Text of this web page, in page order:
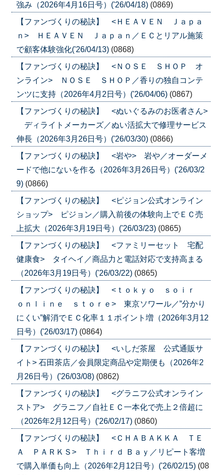
強み（2026年4月16日号）('26/04/18) (0869)
【ファンづくりの秘訣】 <ＨＥＡＶＥＮ Ｊａｐａ
ｎ> ＨＥＡＶＥＮ Ｊａｐａｎ／ＥＣとリアル施策
で顧客体験強化('26/04/13) (0868)
【ファンづくりの秘訣】 <ＮＯＳＥ ＳＨＯＰ オ
ンライン> ＮＯＳＥ ＳＨＯＰ／香りの独自コンテ
ンツに支持（2026年4月2日号）('26/04/06) (0867)
【ファンづくりの秘訣】 <ぬいぐるみのお医者さん>
ディライトメーカーズ／ぬい活拡大で修理サービス
伸長（2026年3月26日号）('26/03/30) (0866)
【ファンづくりの秘訣】 <岩や> 岩や／オーダーメ
ードで他にないを作る（2026年3月26日号）('26/03/2
9) (0866)
【ファンづくりの秘訣】 <ピジョン公式オンライン
ショップ> ピジョン／購入前後の体験向上でＥＣ売
上拡大（2026年3月19日号）('26/03/23) (0865)
【ファンづくりの秘訣】 <ファミリーセット 宅配
健康食> タイヘイ／商品力と電話対応で支持高まる
（2026年3月19日号）('26/03/22) (0865)
【ファンづくりの秘訣】 <ｔｏｋｙｏ ｓｏｉｒ
ｏｎｌｉｎｅ ｓｔｏｒｅ> 東京ソワール／”分かり
にくい”解消でＥＣ化率１１ポイント増（2026年3月12
日号）('26/03/17) (0864)
【ファンづくりの秘訣】 <いしだ茶屋 公式通販サ
イト> 石田茶店／会員限定商品や定期便も（2026年2
月26日号）('26/03/08) (0862)
【ファンづくりの秘訣】 <グラニフ公式オンライン
ストア> グラニフ／自社ＥＣ一本化で売上２倍超に
（2026年2月12日号）('26/02/17) (0860)
【ファンづくりの秘訣】 <ＣＨＡＢＡＫＫＡ ＴＥ
Ａ ＰＡＲＫＳ> Ｔｈｉｒｄ Ｂａｙ／リピート客増
で購入単価も向上（2026年2月12日号）('26/02/15) (08